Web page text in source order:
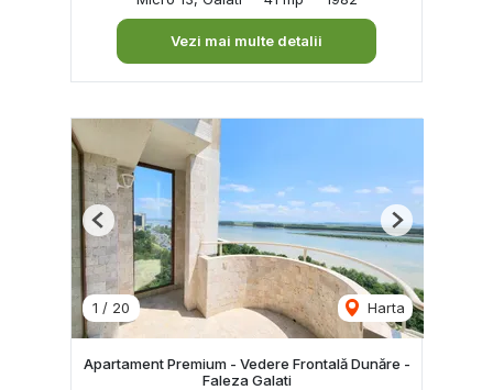
Vezi mai multe detalii
1 / 20 Harta
Previous Next
Apartament Premium - Vedere Frontală Dunăre -
Faleza Galati